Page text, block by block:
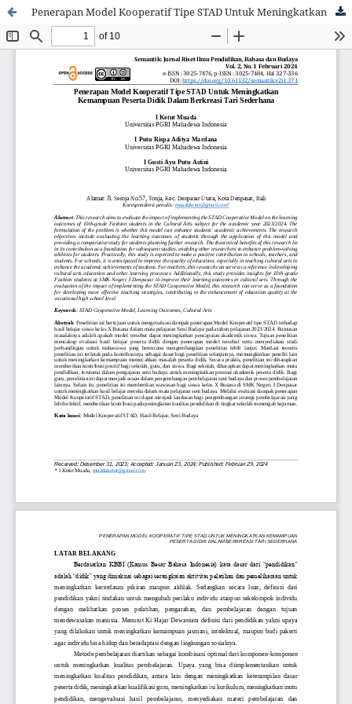
Penerapan Model Kooperatif Tipe STAD Untuk Meningkatkan Kemampuan Peserta Didik Dalam Berkreasi Tari Sederhana